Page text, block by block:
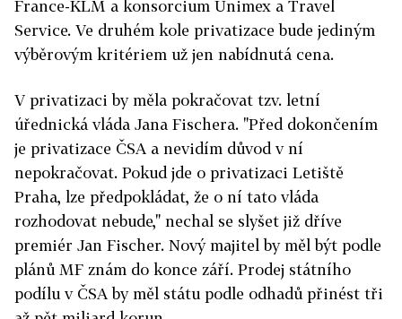
France-KLM a konsorcium Unimex a Travel
Service. Ve druhém kole privatizace bude jediným
výběrovým kritériem už jen nabídnutá cena.
V privatizaci by měla pokračovat tzv. letní
úřednická vláda Jana Fischera. "Před dokončením
je privatizace ČSA a nevidím důvod v ní
nepokračovat. Pokud jde o privatizaci Letiště
Praha, lze předpokládat, že o ní tato vláda
rozhodovat nebude," nechal se slyšet již dříve
premiér Jan Fischer. Nový majitel by měl být podle
plánů MF znám do konce září. Prodej státního
podílu v ČSA by měl státu podle odhadů přinést tři